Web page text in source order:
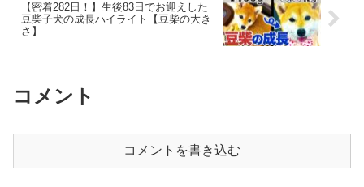
【密着282日！】生後83日でお迎えした
豆柴子犬の成長ハイライト【豆柴の大き
さ】
コメント
コメントを書き込む